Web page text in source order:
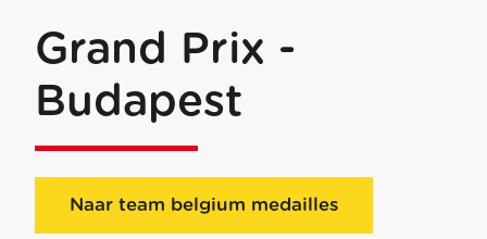
Grand Prix -
Budapest
Naar team belgium medailles